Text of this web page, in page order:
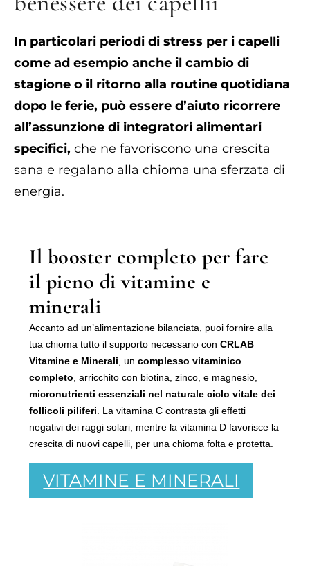
In particolari periodi di stress per i capelli
come ad esempio anche il cambio di
stagione o il ritorno alla routine quotidiana
dopo le ferie, può essere d’aiuto ricorrere
all’assunzione di integratori alimentari
specifici, che ne favoriscono una crescita
sana e regalano alla chioma una sferzata di
energia.
Il booster completo per fare
il pieno di vitamine e
minerali
Accanto ad un’alimentazione bilanciata, puoi fornire alla
tua chioma tutto il supporto necessario conCRLAB
Vitamine e Minerali , uncomplesso vitaminico
completo , arricchito con biotina, zinco, e magnesio,
micronutrienti essenziali nel naturale ciclo vitale dei
follicoli piliferi . La vitamina C contrasta gli effetti
negativi dei raggi solari, mentre la vitamina D favorisce la
crescita di nuovi capelli, per una chioma folta e protetta.
VITAMINE E MINERALI